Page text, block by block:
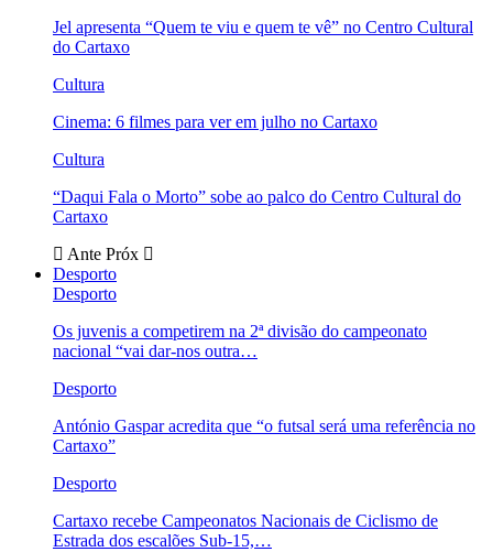
Jel apresenta “Quem te viu e quem te vê” no Centro Cultural
do Cartaxo
Cultura
Cinema: 6 filmes para ver em julho no Cartaxo
Cultura
“Daqui Fala o Morto” sobe ao palco do Centro Cultural do
Cartaxo
Ante Próx
Desporto
Desporto
Os juvenis a competirem na 2ª divisão do campeonato
nacional “vai dar-nos outra…
Desporto
António Gaspar acredita que “o futsal será uma referência no
Cartaxo”
Desporto
Cartaxo recebe Campeonatos Nacionais de Ciclismo de
Estrada dos escalões Sub-15,…